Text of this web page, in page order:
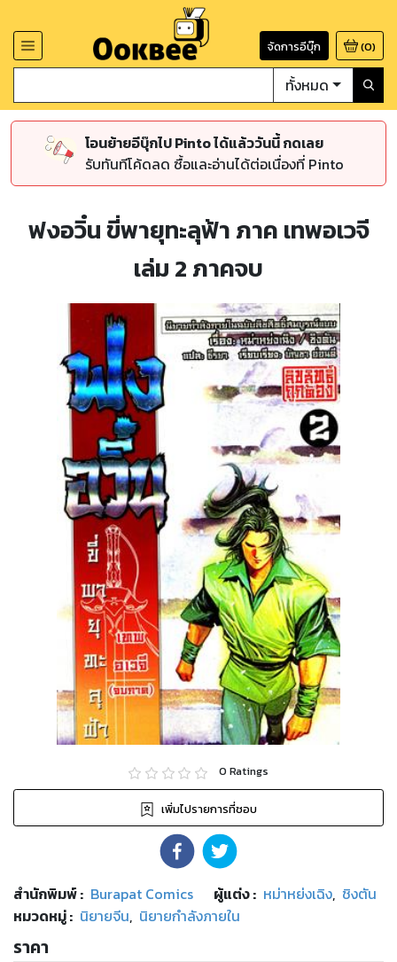
จัดการอีบุ๊ก (0)
ทั้งหมด
โอนย้ายอีบุ๊กไป Pinto ได้แล้ววันนี้ กดเลย
รับทันทีโค้ดลด ซื้อและอ่านได้ต่อเนื่องที่ Pinto
ฟงอวิ๋น ขี่พายุทะลุฟ้า ภาค เทพอเวจี
เล่ม 2 ภาคจบ
0 Ratings
เพิ่มไปรายการที่ชอบ
สำนักพิมพ์: Burapat Comics ผู้แต่ง : หม่าหย่งเฉิง, ชิงตัน
หมวดหมู่: นิยายจีน, นิยายกำลังภายใน
ราคา